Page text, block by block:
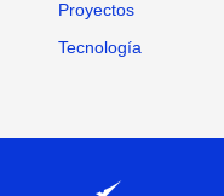
Proyectos
Tecnología